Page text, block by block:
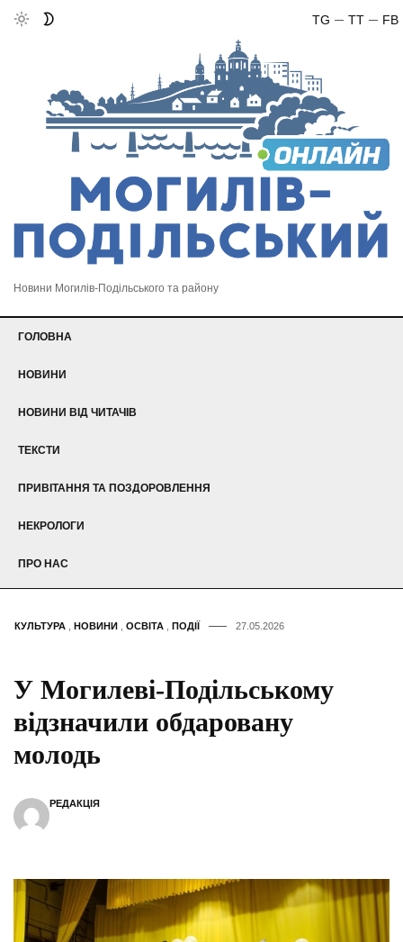
FB
TT
TG
Новини Могилів-Подільського та району
ГОЛОВНА
НОВИНИ
НОВИНИ ВІД ЧИТАЧІВ
ТЕКСТИ
ПРИВІТАННЯ ТА ПОЗДОРОВЛЕННЯ
НЕКРОЛОГИ
ПРО НАС
КУЛЬТУРА НОВИНИ ОСВІТА ПОДІЇ 27.05.2026
У Могилеві-Подільському
відзначили обдаровану
молодь
РЕДАКЦІЯ